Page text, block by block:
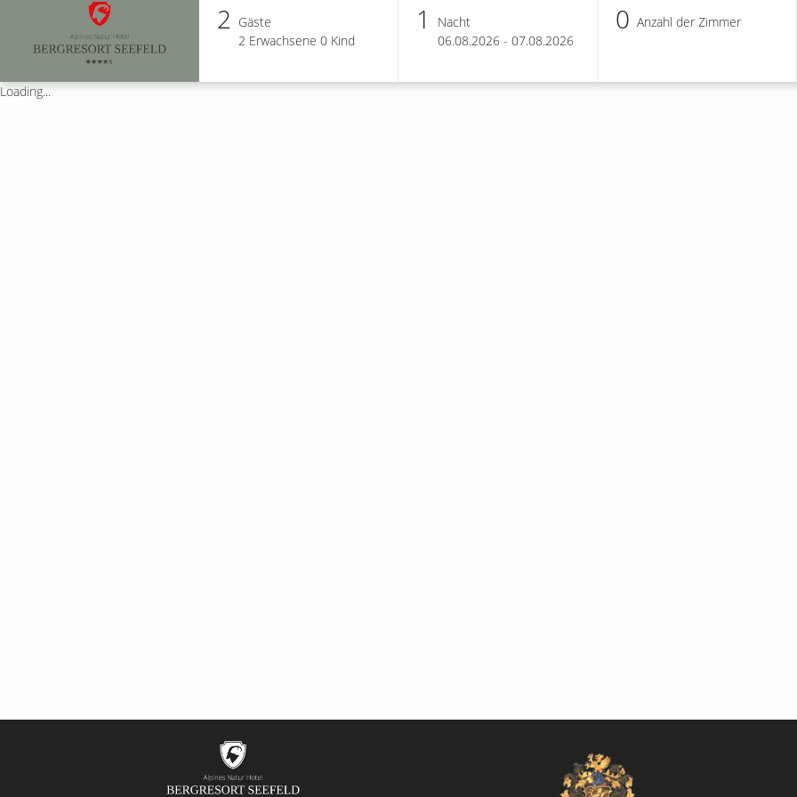
2 Gäste
2 Erwachsene 0 Kind
1
Nacht
06.08.2026 - 07.08.2026
0 Anzahl der Zimmer
Loading...